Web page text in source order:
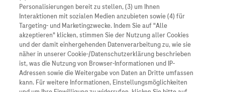
Unsere Standorte
Roche Stories
Events
Personalisierte
Digitalisierung
Blog Zukunftslabor
Unser Service für
Informationen zu
Diagnostik ist
Klinische Studien
Arzneimittel A-Z
Roche Pipeline
Roche Fachportal
Kontakt
Presse
Karriere
Grenzach-Wyhlen, 16.10.2024
Personalisierungen bereit zu stellen, (3) um Ihnen
Interaktionen mit sozialen Medien anzubieten sowie (4) für
Targeting- und Marketingzwecke. Indem Sie auf "Alle
akzeptieren" klicken, stimmen Sie der Nutzung aller Cookies
und der damit einhergehenden Datenverarbeitung zu, wie sie
näher in unserer Cookie-/Datenschutzerklärung beschrieben
ist, was die Nutzung von Browser-Informationen und IP-
Adressen sowie die Weitergabe von Daten an Dritte umfassen
kann. Für weitere Informationen, Einstellungsmöglichkeiten